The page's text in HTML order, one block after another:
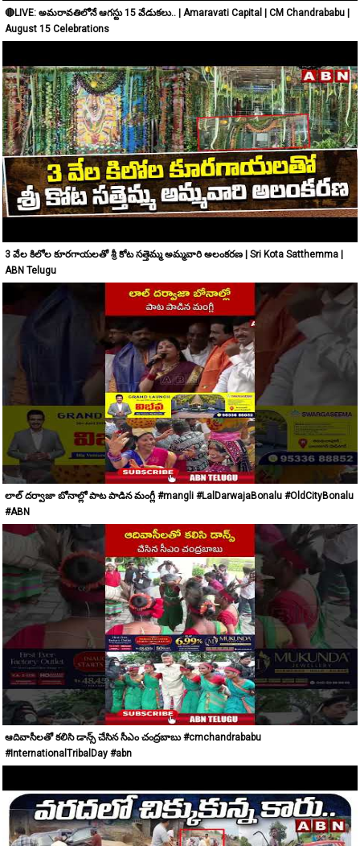
🔴LIVE: అమరావతిలోనే ఆగస్టు 15 వేడుకలు.. | Amaravati Capital | CM Chandrababu |
August 15 Celebrations
3 వేల కిలోల కూరగాయలతో శ్రీ కోట సత్తెమ్మ అమ్మవారి అలంకరణ | Sri Kota Satthemma |
ABN Telugu
లాల్ దర్వాజా బోనాల్లో పాట పాడిన మంగ్లీ #mangli #LalDarwajaBonalu #OldCityBonalu
#ABN
ఆదివాసీలతో కలిసి డాన్స్ చేసిన సీఎం చంద్రబాబు #cmchandrababu
#InternationalTribalDay #abn